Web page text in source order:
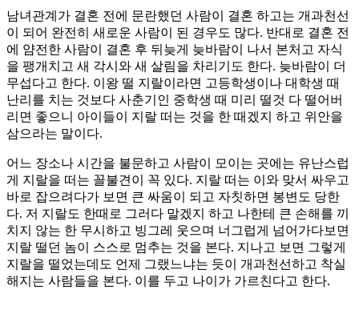
남녀관계가 결혼 전에 문란했던 사람이 결혼 하고는 개과천선
이 되어 완전히 새로운 사람이 된 경우도 많다. 반대로 결혼 전
에 얌전한 사람이 결혼 후 뒤늦게 늦바람이 나서 본처고 자식
을 팽개치고 새 각시와 새 살림을 차리기도 한다. 늦바람이 더
무섭다고 한다. 이왕 떨 지랄이라면 고등학생이나 대학생 때
난리를 치는 것보다 사춘기인 중학생 때 미리 떨것 다 떨어버
리면 좋으니 아이들이 지랄 떠는 것을 한 때겠지 하고 위안을
삼으라는 말이다.
어느 장소나 시간을 불문하고 사람이 모이는 곳에는 유난스럽
게 지랄을 떠는 꼴불견이 꼭 있다. 지랄 떠는 이와 맞서 싸우고
바로 잡으려다가 보면 큰 싸움이 되고 자칫하면 봉변도 당한
다. 저 지랄도 한때로 그러다 말겠지 하고 나한테 큰 손해를 끼
치지 않는 한 무시하고 빙그레 웃으며 너그럽게 넘어가다보면
지랄 떨던 놈이 스스로 멈추는 것을 본다. 지나고 보면 그렇게
지랄을 떨었는데도 언제 그랬느냐는 듯이 개과천선하고 착실
해지는 사람들을 본다. 이를 두고 나이가 가르친다고 한다.